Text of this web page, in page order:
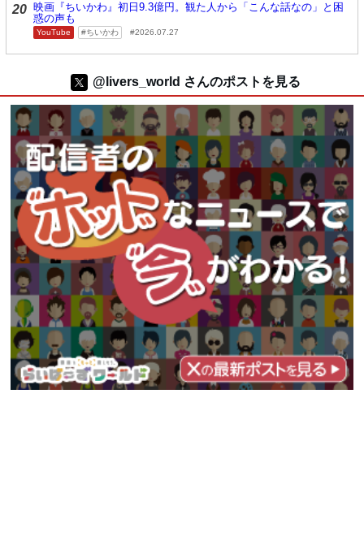
20 映画『ちいかわ』初日9.3億円。観た人から「こんな話なの」と困
惑の声も
YouTube ちいかわ 2026.07.27
@livers_world さんのポストを見る